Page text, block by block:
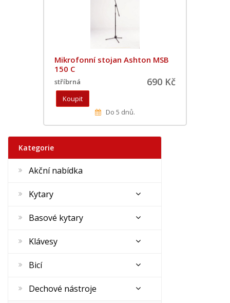
Mikrofonní stojan Ashton MSB
150 C
stříbrná 690 Kč
Do 5 dnů.
Kategorie
Akční nabídka
Kytary
Basové kytary
Klávesy
Bicí
Dechové nástroje